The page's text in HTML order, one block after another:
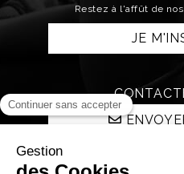
Restez à l'affût de
JE
RESTONS